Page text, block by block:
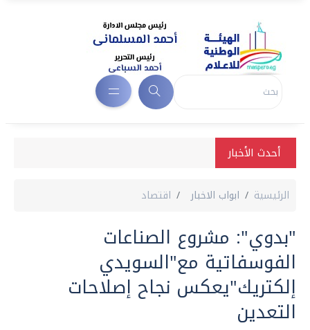
أحدث الأخبار
الرئيسية ابواب الاخبار اقتصاد
"بدوي": مشروع الصناعات
الفوسفاتية مع"السويدي
إلكتريك"يعكس نجاح إصلاحات
التعدين